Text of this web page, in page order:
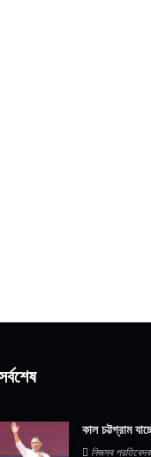
কাল চট্টগ্রাম
নিজস্ব